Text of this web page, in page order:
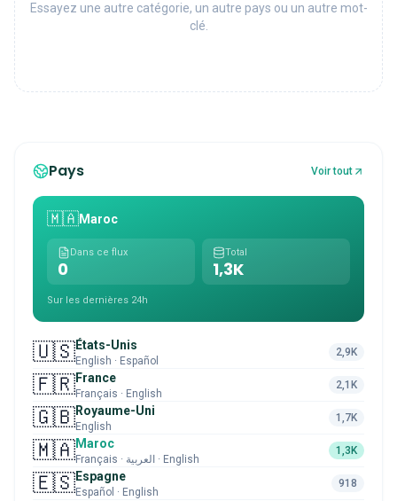
Essayez une autre catégorie, un autre pays ou un autre mot-
clé.
Pays Voir tout
🇲🇦Maroc
Dans ce flux
0
Total
1,3K
Sur les dernières 24h
🇺🇸États-Unis
English · Español
2,9K
🇫🇷France
Français · English
2,1K
🇬🇧Royaume-Uni
English
1,7K
🇲🇦Maroc
Français · العربية · English
1,3K
🇪🇸Espagne
Español · English
918